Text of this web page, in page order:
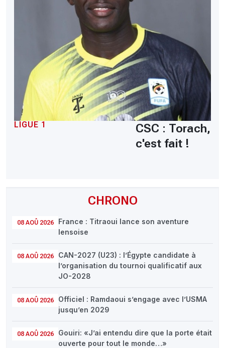
CHRONO
08 AOÛ 2026
France : Titraoui lance son aventure
lensoise
08 AOÛ 2026
CAN-2027 (U23) : l’Égypte candidate à
l’organisation du tournoi qualificatif aux
JO-2028
08 AOÛ 2026
Officiel : Ramdaoui s’engage avec l’USMA
jusqu’en 2029
08 AOÛ 2026
Gouiri: «J’ai entendu dire que la porte était
ouverte pour tout le monde…»
LIGUE 1
CSC : Torach,
c'est fait !